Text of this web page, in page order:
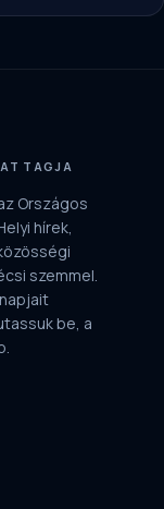
TAGJA
Országos
hírek,
szemmel.
be, a